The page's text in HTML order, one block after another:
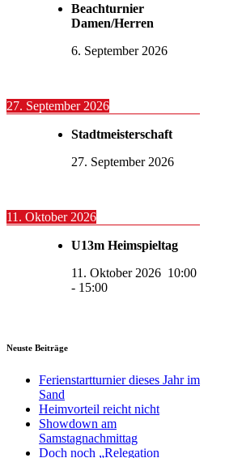
Beachturnier
Damen/Herren
6. September 2026
27. September 2026
Stadtmeisterschaft
27. September 2026
11. Oktober 2026
U13m Heimspieltag
11. Oktober 2026 10:00
- 15:00
Neuste Beiträge
Ferienstartturnier dieses Jahr im
Sand
Heimvorteil reicht nicht
Showdown am
Samstagnachmittag
Doch noch „Relegation